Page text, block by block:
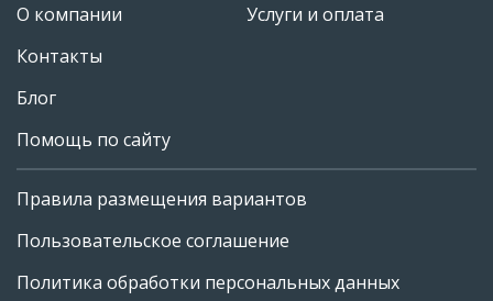
+7 903 901 6655
О компании
Контакты
Блог
Помощь по сайту
Услуги и оплата
Правила размещения вариантов
Пользовательское соглашение
Политика обработки персональных данных